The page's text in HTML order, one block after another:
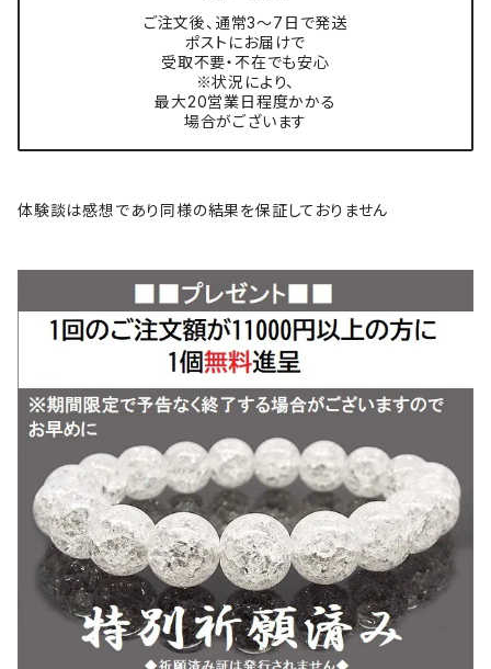
ご注文後、通常3〜7日で発送
ポストにお届けで
受取不要・不在でも安心
※状況により、
最大20営業日程度かかる
場合がございます
体験談は感想であり同様の結果を保証しておりません